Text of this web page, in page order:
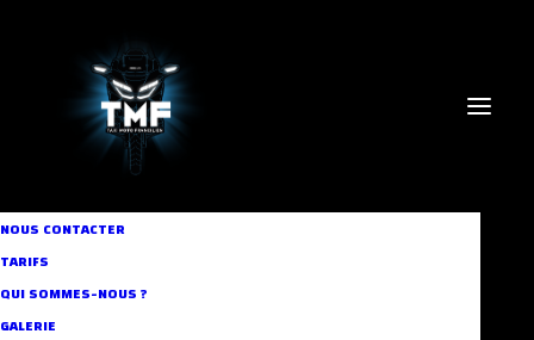
NOUS CONTACTER
TARIFS
QUI SOMMES-NOUS ?
GALERIE